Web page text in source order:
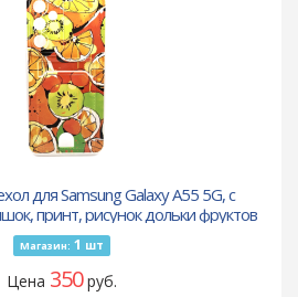
для Samsung Galaxy A55 5G, с
принт, рисунок дольки фруктов
Магазин: 1 шт
Цена 350руб.